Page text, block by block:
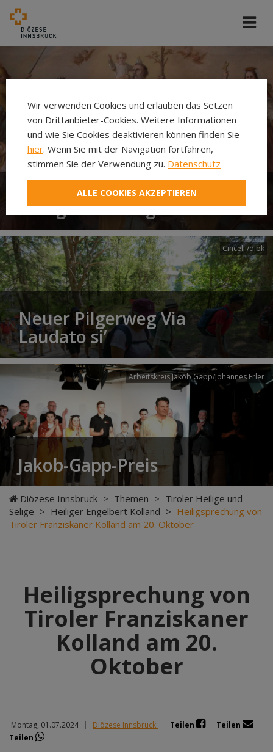
Heilige und Selige in Tirol
Cincelli/dibk
Neuer Pilgerweg Via
Laudato si’
Arbeitskreis Jakob Gapp/Johannes Erler
Jakob-Gapp-Preis
Diözese Innsbruck > Themen > Tiroler Heilige und
Selige > Heiliger Engelbert Kolland > Heiligsprechung von
Tiroler Franziskaner Kolland am 20. Oktober
Heiligsprechung von
Tiroler Franziskaner
Kolland am 20.
Oktober
Montag, 01.07.2024 | Diözese Innsbruck | Teilen
Teilen
Teilen
Wir verwenden Cookies und erlauben das Setzen
von Drittanbieter-Cookies. Weitere Informationen
und wie Sie Cookies deaktivieren können finden Sie
hier. Wenn Sie mit der Navigation fortfahren,
stimmen Sie der Verwendung zu. Datenschutz
ALLE COOKIES AKZEPTIEREN